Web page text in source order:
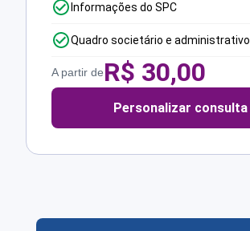
Informações do SPC
Quadro societário e administrativo
A partir deR$ 30,00
Personalizar consulta